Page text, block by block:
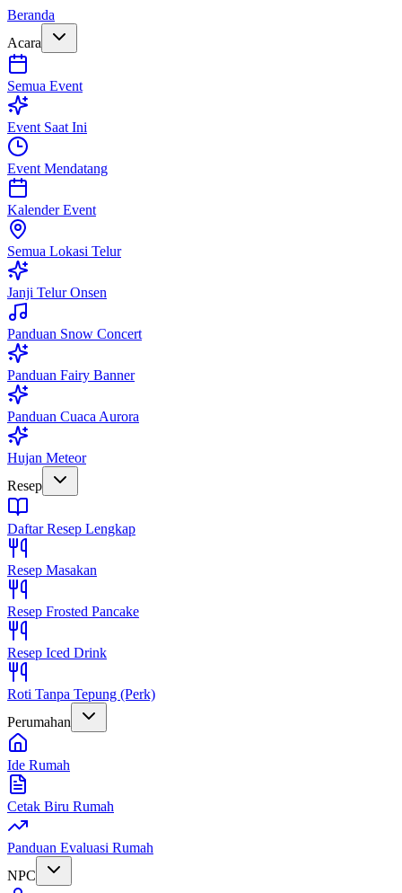
Beranda
Acara
Semua Event
Event Saat Ini
Event Mendatang
Kalender Event
Semua Lokasi Telur
Janji Telur Onsen
Panduan Snow Concert
Panduan Fairy Banner
Panduan Cuaca Aurora
Hujan Meteor
Resep
Daftar Resep Lengkap
Resep Masakan
Resep Frosted Pancake
Resep Iced Drink
Roti Tanpa Tepung (Perk)
Perumahan
Ide Rumah
Cetak Biru Rumah
Panduan Evaluasi Rumah
NPC